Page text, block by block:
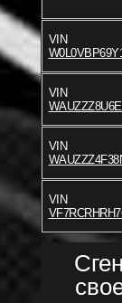
VIN
VIN
VIN
VIN